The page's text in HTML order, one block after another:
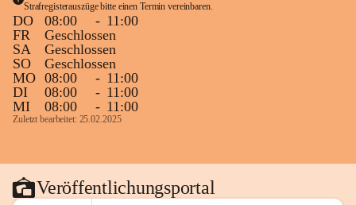
Strafregisterauszüge bitte einen Termin vereinbaren.
DO 08:00 - 11:00
FR
Geschlossen
SA
Geschlossen
SO
Geschlossen
MO 08:00 - 11:00
DI
08:00 - 11:00
MI
08:00 - 11:00
Zuletzt bearbeitet: 25.02.2025
Veröffentlichungsportal